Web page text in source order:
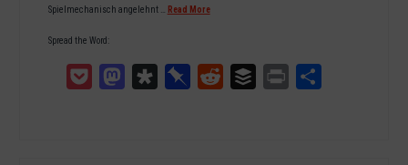
Spielmechanisch angelehnt …
Read More
Spread the Word:
Pocket MastodonDiasporaPinboardReddit Buffer Print